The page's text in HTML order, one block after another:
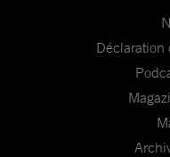
Déclaration